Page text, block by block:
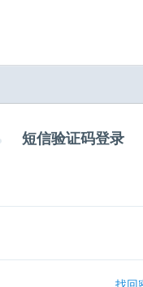
短信验证码登录
找回